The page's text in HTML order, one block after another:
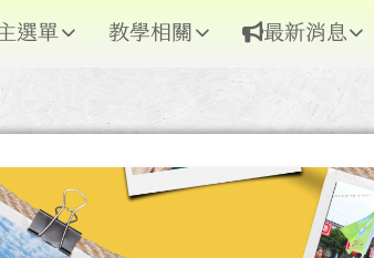
選單 教學相關 最新消息